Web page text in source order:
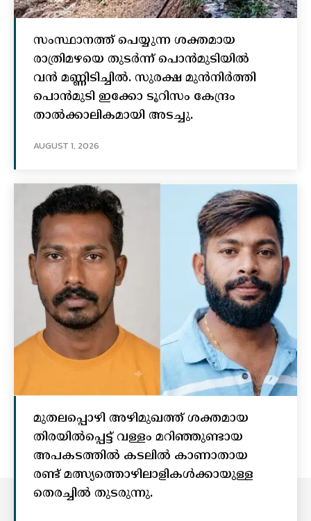
സംസ്ഥാനത്ത് പെയ്യുന്ന ശക്തമായ
രാത്രിമഴയെ തുടർന്ന് പൊൻമുടിയില്‍
വൻ മണ്ണിടിച്ചില്‍. സുരക്ഷ മുൻനിർത്തി
പൊൻമുടി ഇക്കോ ടൂറിസം കേന്ദ്രം
താല്‍ക്കാലികമായി അടച്ചു.
AUGUST 1, 2026
മുതലപ്പൊഴി അഴിമുഖത്ത് ശക്തമായ
തിരയിൽപ്പെട്ട് വള്ളം മറിഞ്ഞുണ്ടായ
അപകടത്തിൽ കടലിൽ കാണാതായ
രണ്ട് മത്സ്യത്തൊഴിലാളികൾക്കായുള്ള
തെരച്ചിൽ തുടരുന്നു.